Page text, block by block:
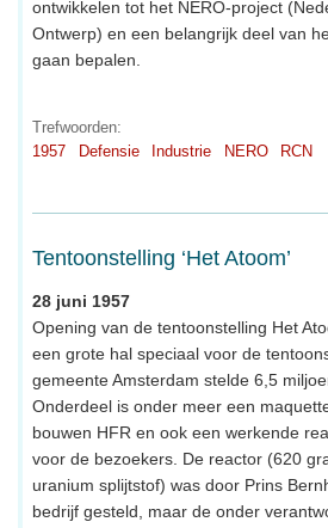
ontwikkelen tot het NERO-project
Ontwerp) en een belangrijk deel van
gaan bepalen.
Trefwoorden:
1957
Defensie Industrie NERO RCN
Tentoonstelling ‘Het Atoom’
28 juni 1957
Opening van de tentoonstelling Het
een grote hal speciaal voor de
gemeente Amsterdam stelde 6,5
Onderdeel is onder meer een
bouwen HFR en ook een werkende
voor de bezoekers. De reactor (620
uranium splijtstof) was door Prins
bedrijf gesteld, maar de onder